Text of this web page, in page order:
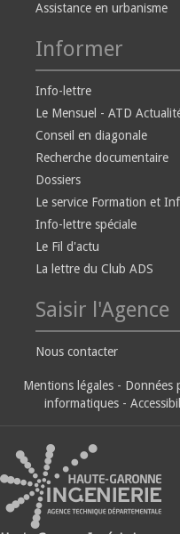
Assistance en urbanisme
Informer
Info-lettre
Le Mensuel - ATD
Conseil en diagonale
Recherche documentaire
Dossiers
Le service Formation et
Info-lettre spéciale
Le Fil d'actu
La lettre du Club ADS
Saisir l'Agence
Nous contacter
Mentions légales - Données
informatiques -